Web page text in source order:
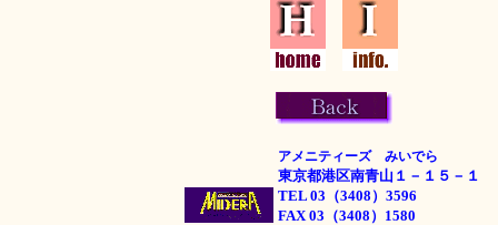
アメニティーズ みいでら
東京都港区南青山１－１５－１
TEL 03（3408）3596
FAX 03（3408）1580